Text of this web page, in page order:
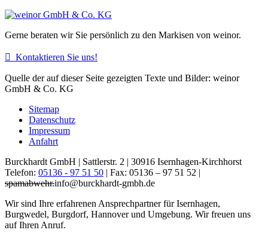
Gerne beraten wir Sie persönlich zu den Markisen von weinor.
 Kontaktieren Sie uns!
Quelle der auf dieser Seite gezeigten Texte und Bilder: weinor
GmbH & Co. KG
Sitemap
Datenschutz
Impressum
Anfahrt
Burckhardt GmbH | Sattlerstr. 2 | 30916 Isernhagen-Kirchhorst
Telefon: 05136 - 97 51 50 | Fax: 05136 – 97 51 52 |
spamabwehr.info@burckhardt-gmbh.de
Wir sind Ihre erfahrenen Ansprechpartner für Isernhagen,
Burgwedel, Burgdorf, Hannover und Umgebung. Wir freuen uns
auf Ihren Anruf.